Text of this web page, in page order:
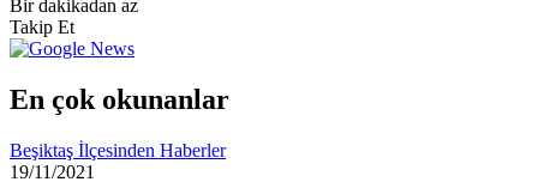
göndermek
Bir dakikadan az
Takip Et
En çok okunanlar
Beşiktaş İlçesinden Haberler
19/11/2021